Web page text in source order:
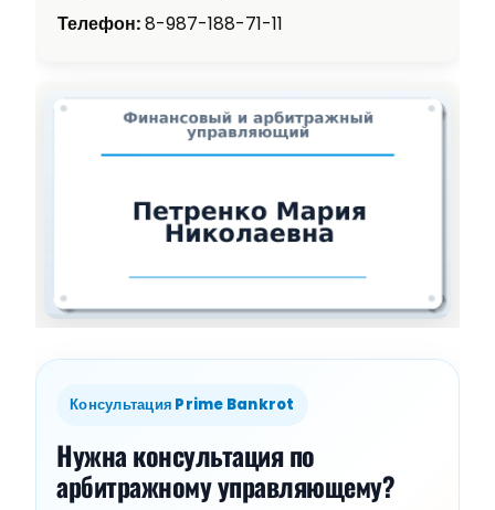
Телефон:8-987-188-71-11
Консультация Prime Bankrot
Нужна консультация по
арбитражному управляющему?